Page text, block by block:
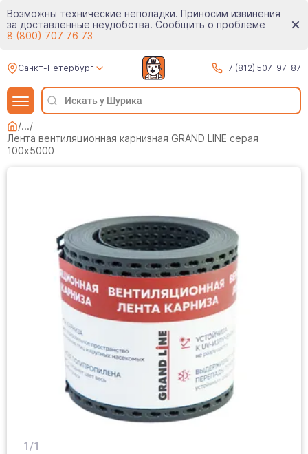
Возможны технические неполадки. Приносим извинения
за доставленные неудобства. Сообщить о проблеме
8 (800) 707 76 73
Санкт-Петербург +7 (812) 507-97-87
/.../
Лента вентиляционная карнизная GRAND LINE серая
100х5000
1/1